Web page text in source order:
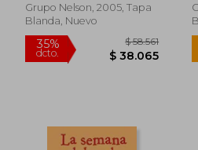
Grupo Nelson, 2005, Tapa
Blanda, Nuevo
Rápido